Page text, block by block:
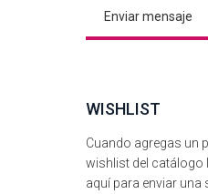
WISHLIST
Cuando agregas un
wishlist del
aquí para enviar una